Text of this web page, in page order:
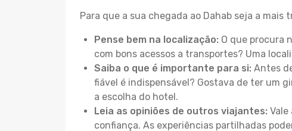
Para que a sua chegada ao Dahab seja a
Pense bem na localização: O que procura
com bons acessos a transportes? Uma
Saiba o que é importante para si: Antes
fiável é indispensável? Gostava de ter um
a escolha do hotel.
Leia as opiniões de outros viajantes:
confiança. As experiências partilhadas